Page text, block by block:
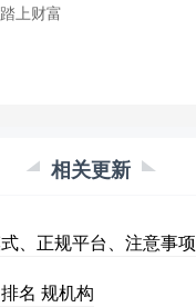
上财富
相关更新
、正规平台、注意事项
名 规机构